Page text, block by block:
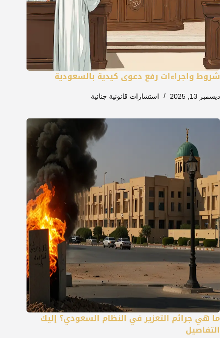
شروط واجراءات رفع دعوى كيدية بالسعودية
ديسمبر 13, 2025 استشارات قانونية جنائية
ما هي جرائم التعزير في النظام السعودي؟ إليك
التفاصيل